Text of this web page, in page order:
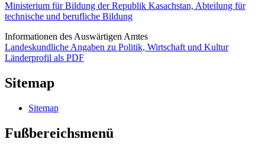
Ministerium für Bildung der Republik Kasachstan, Abteilung für
technische und berufliche Bildung
Informationen des Auswärtigen Amtes
Landeskundliche Angaben zu Politik, Wirtschaft und Kultur
Länderprofil als PDF
Sitemap
Sitemap
Fußbereichsmenü